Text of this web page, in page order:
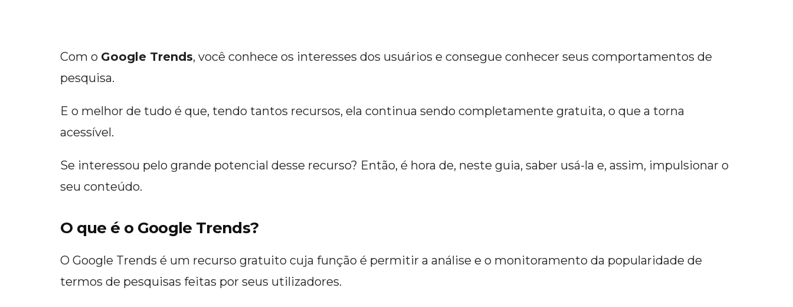
Com o Google Trends, você conhece os interesses dos usuários e consegue conhecer seus comportamentos de
pesquisa.
E o melhor de tudo é que, tendo tantos recursos, ela continua sendo completamente gratuita, o que a torna
acessível.
Se interessou pelo grande potencial desse recurso? Então, é hora de, neste guia, saber usá-la e, assim, impulsionar o
seu conteúdo.
O que é o Google Trends?
O Google Trends é um recurso gratuito cuja função é permitir a análise e o monitoramento da popularidade de
termos de pesquisas feitas por seus utilizadores.